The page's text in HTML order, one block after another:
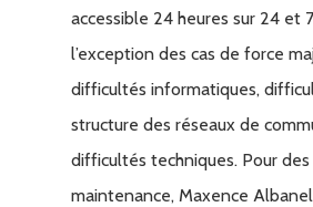
accessible 24 heures sur 24 et
l’exception des cas de force
difficultés informatiques,
structure des réseaux de
difficultés techniques. Pour des
maintenance, Maxence